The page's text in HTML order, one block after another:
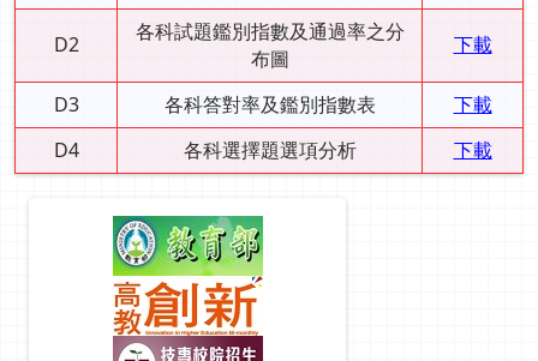
D2
各科試題鑑別指數及通過率之分
布圖
下載
D3 各科答對率及鑑別指數表
下載
D4
各科選擇題選項分析 下載